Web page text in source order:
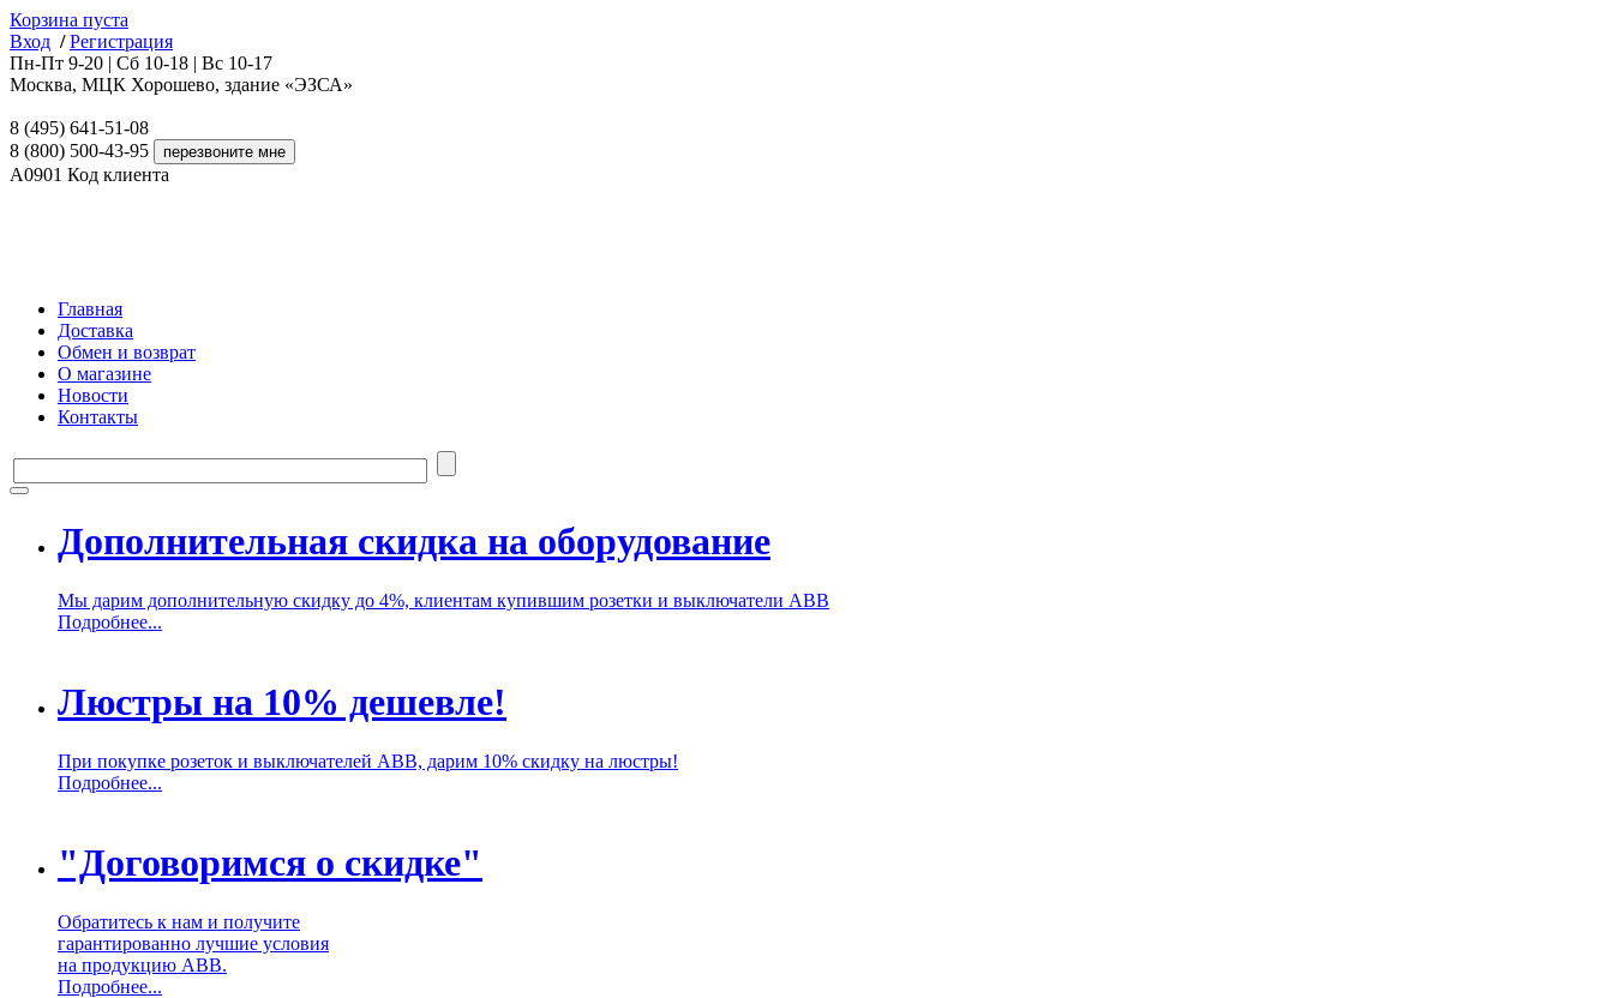
Корзина пуста
Вход / Регистрация
Пн-Пт 9-20 | Сб 10-18 | Вс 10-17
Москва, МЦК Хорошево, здание «ЭЗСА»
8 (495) 641-51-08
8 (800) 500-43-95
A0901 Код клиента
Главная
Доставка
Обмен и возврат
О магазине
Новости
Контакты
Дополнительная скидка на оборудование
Мы дарим дополнительную скидку до 4%, клиентам купившим розетки и выключатели ABB
Подробнее...
Люстры на 10% дешевле!
При покупке розеток и выключателей ABB, дарим 10% скидку на люстры!
Подробнее...
"Договоримся о скидке"
Обратитесь к нам и получите
гарантированно лучшие условия
на продукцию ABB.
Подробнее...